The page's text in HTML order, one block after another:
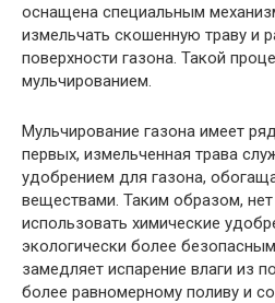
оснащена специальным
измельчать скошенную траву и
поверхности газона. Такой
мульчированием.
Мульчирование газона имеет
первых, измельченная трава
удобрением для газона,
веществами. Таким образом,
использовать химические
экологически более
замедляет испарение влаги из
более равномерному поливу и